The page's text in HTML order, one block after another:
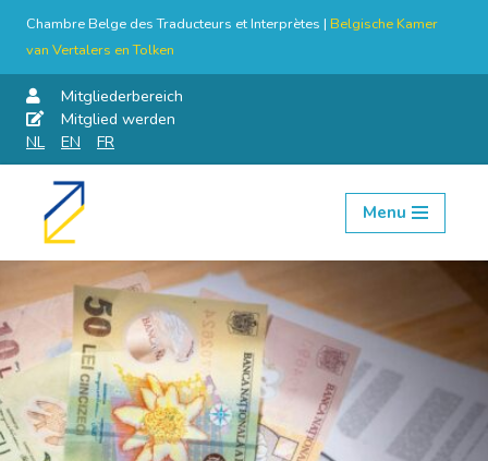
Chambre Belge des Traducteurs et Interprètes | Belgische Kamer
van Vertalers en Tolken
Mitgliederbereich
Mitglied werden
NL
EN FR
Skip
Menu